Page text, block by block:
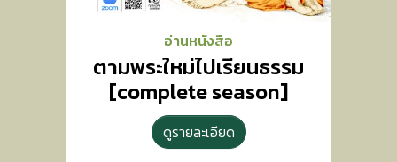
อ่านหนังสือ
ตามพระใหม่ไปเรียนธรรม
[complete season]
ดูรายละเอียด